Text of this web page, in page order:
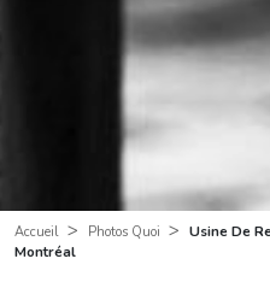
Accueil > Photos Quoi > Usine De
Montréal